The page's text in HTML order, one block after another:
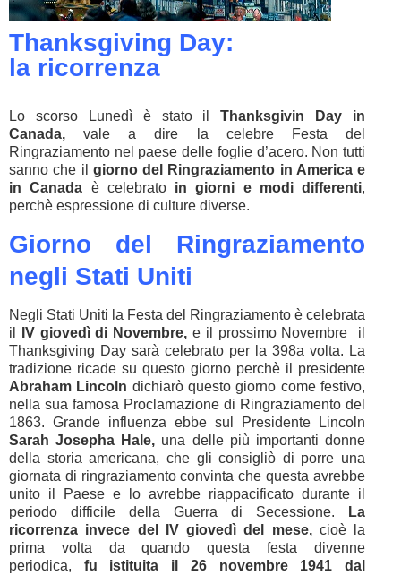
Thanksgiving Day:
la ricorrenza
Lo scorso Lunedì è stato ilThanksgivin Day in
Canada,vale a dire la celebre Festa del
Ringraziamento nel paese delle foglie d’acero. Non tutti
sanno che il giorno del Ringraziamento in America e
in Canada è celebratoin giorni e modi differenti,
perchè espressione di culture diverse.
Giorno del Ringraziamento
negli Stati Uniti
Negli Stati Uniti la Festa del Ringraziamento è celebrata
il
IV giovedì di Novembre, e il prossimo Novembre il
Thanksgiving Day sarà celebrato per la 398a volta. La
tradizione ricade su questo giorno perchè il presidente
Abraham Lincoln dichiarò questo giorno come festivo,
nella sua famosa Proclamazione di Ringraziamento del
1863. Grande influenza ebbe sul Presidente Lincoln
Sarah Josepha Hale, una delle più importanti donne
della storia americana, che gli consigliò di porre una
giornata di ringraziamento convinta che questa avrebbe
unito il Paese e lo avrebbe riappacificato durante il
periodo difficile della Guerra di Secessione.
La
ricorrenza invece del IV giovedì del mese,cioè la
prima volta da quando questa festa divenne
periodica, fu istituita il 26 novembre 1941 dal